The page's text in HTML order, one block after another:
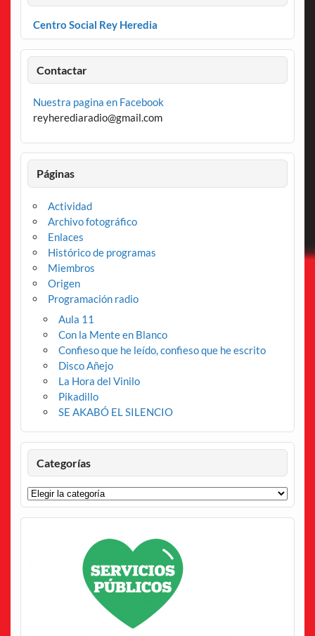
Centro Social Rey Heredia
Contactar
Nuestra pagina en Facebook
reyherediaradio@gmail.com
Páginas
Actividad
Archivo fotográfico
Enlaces
Histórico de programas
Miembros
Origen
Programación radio
Aula 11
Con la Mente en Blanco
Confieso que he leído, confieso que he escrito
Disco Añejo
La Hora del Vinilo
Pikadillo
SE AKABÓ EL SILENCIO
Categorías
Categorías